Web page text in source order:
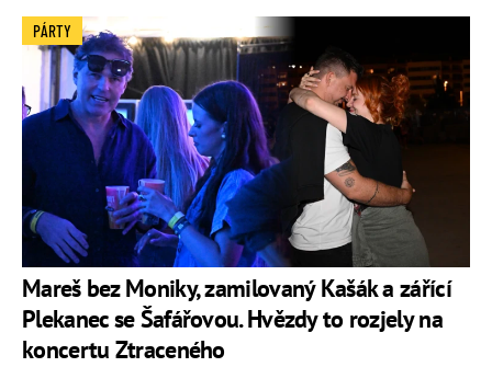
Mareš bez Moniky, zamilovaný Kašák a zářící
Plekanec se Šafářovou. Hvězdy to rozjely na
koncertu Ztraceného
PÁRTY